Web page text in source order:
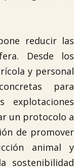
reducir las
Desde los
y personal
para
un protocolo a
de promover
animal y
sostenibilidad